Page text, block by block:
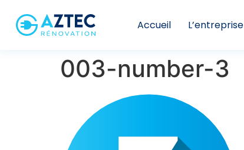
Accueil L’entreprise
003-number-3